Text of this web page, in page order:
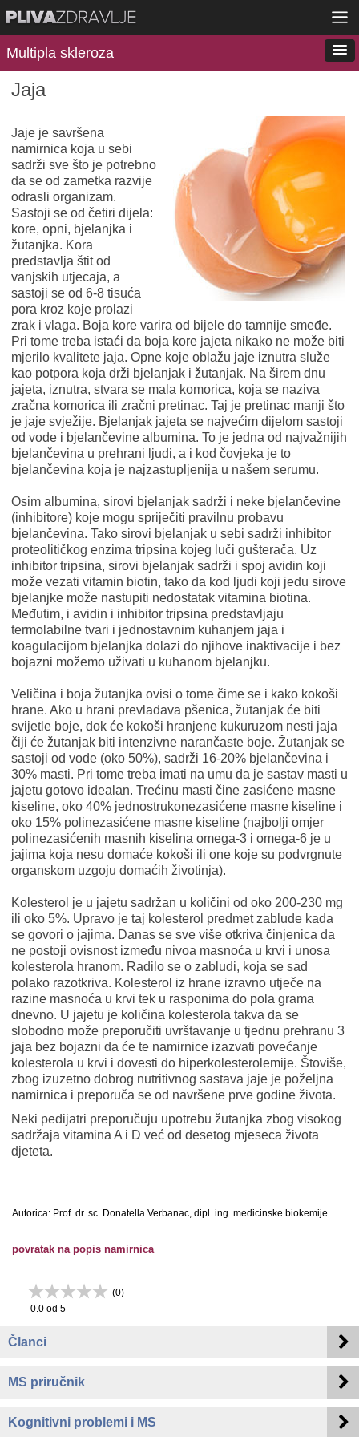
Multipla skleroza
Jaja
Jaje je savršena
namirnica koja u sebi
sadrži sve što je potrebno
da se od zametka razvije
odrasli organizam.
Sastoji se od četiri dijela:
kore, opni, bjelanjka i
žutanjka. Kora
predstavlja štit od
vanjskih utjecaja, a
sastoji se od 6-8 tisuća
pora kroz koje prolazi
zrak i vlaga. Boja kore varira od bijele do tamnije smeđe.
Pri tome treba istaći da boja kore jajeta nikako ne može biti
mjerilo kvalitete jaja. Opne koje oblažu jaje iznutra služe
kao potpora koja drži bjelanjak i žutanjak. Na širem dnu
jajeta, iznutra, stvara se mala komorica, koja se naziva
zračna komorica ili zračni pretinac. Taj je pretinac manji što
je jaje svježije. Bjelanjak jajeta se najvećim dijelom sastoji
od vode i bjelančevine albumina. To je jedna od najvažnijih
bjelančevina u prehrani ljudi, a i kod čovjeka je to
bjelančevina koja je najzastupljenija u našem serumu.
Osim albumina, sirovi bjelanjak sadrži i neke bjelančevine
(inhibitore) koje mogu spriječiti pravilnu probavu
bjelančevina. Tako sirovi bjelanjak u sebi sadrži inhibitor
proteolitičkog enzima tripsina kojeg luči gušterača. Uz
inhibitor tripsina, sirovi bjelanjak sadrži i spoj avidin koji
može vezati vitamin biotin, tako da kod ljudi koji jedu sirove
bjelanjke može nastupiti nedostatak vitamina biotina.
Međutim, i avidin i inhibitor tripsina predstavljaju
termolabilne tvari i jednostavnim kuhanjem jaja i
koagulacijom bjelanjka dolazi do njihove inaktivacije i bez
bojazni možemo uživati u kuhanom bjelanjku.
Veličina i boja žutanjka ovisi o tome čime se i kako kokoši
hrane. Ako u hrani prevladava pšenica, žutanjak će biti
svijetle boje, dok će kokoši hranjene kukuruzom nesti jaja
čiji će žutanjak biti intenzivne narančaste boje. Žutanjak se
sastoji od vode (oko 50%), sadrži 16-20% bjelančevina i
30% masti. Pri tome treba imati na umu da je sastav masti u
jajetu gotovo idealan. Trećinu masti čine zasićene masne
kiseline, oko 40% jednostrukonezasićene masne kiseline i
oko 15% polinezasićene masne kiseline (najbolji omjer
polinezasićenih masnih kiselina omega-3 i omega-6 je u
jajima koja nesu domaće kokoši ili one koje su podvrgnute
organskom uzgoju domaćih životinja).
Kolesterol je u jajetu sadržan u količini od oko 200-230 mg
ili oko 5%. Upravo je taj kolesterol predmet zablude kada
se govori o jajima. Danas se sve više otkriva činjenica da
ne postoji ovisnost između nivoa masnoća u krvi i unosa
kolesterola hranom. Radilo se o zabludi, koja se sad
polako razotkriva. Kolesterol iz hrane izravno utječe na
razine masnoća u krvi tek u rasponima do pola grama
dnevno. U jajetu je količina kolesterola takva da se
slobodno može preporučiti uvrštavanje u tjednu prehranu 3
jaja bez bojazni da će te namirnice izazvati povećanje
kolesterola u krvi i dovesti do hiperkolesterolemije. Štoviše,
zbog izuzetno dobrog nutritivnog sastava jaje je poželjna
namirnica i preporuča se od navršene prve godine života.
Neki pedijatri preporučuju upotrebu žutanjka zbog visokog
sadržaja vitamina A i D već od desetog mjeseca života
djeteta.
Autorica: Prof. dr. sc. Donatella Verbanac, dipl. ing. medicinske biokemije
povratak na popis namirnica
(0)
0.0 od 5
Članci
MS priručnik
Kognitivni problemi i MS